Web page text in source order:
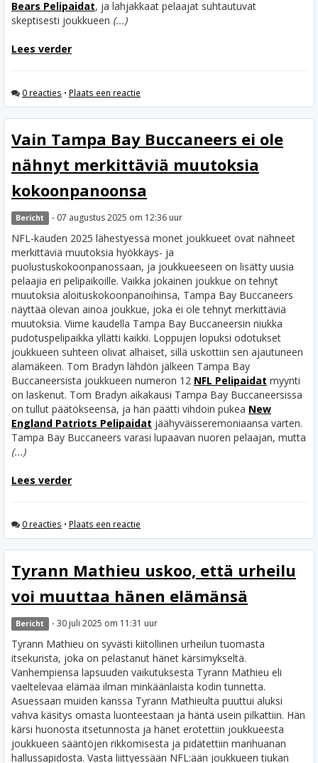
Bears Pelipaidat, ja lahjakkaat pelaajat suhtautuvat
skeptisesti joukkueen (...)
Lees verder
0 reacties • Plaats een reactie
Vain Tampa Bay Buccaneers ei ole
nähnyt merkittäviä muutoksia
kokoonpanoonsa
Bericht - 07 augustus 2025 om 12:36 uur
NFL-kauden 2025 lähestyessä monet joukkueet ovat nähneet
merkittäviä muutoksia hyökkäys- ja
puolustuskokoonpanossaan, ja joukkueeseen on lisätty uusia
pelaajia eri pelipaikoille. Vaikka jokainen joukkue on tehnyt
muutoksia aloituskokoonpanoihinsa, Tampa Bay Buccaneers
näyttää olevan ainoa joukkue, joka ei ole tehnyt merkittäviä
muutoksia. Viime kaudella Tampa Bay Buccaneersin niukka
pudotuspelipaikka yllätti kaikki. Loppujen lopuksi odotukset
joukkueen suhteen olivat alhaiset, sillä uskottiin sen ajautuneen
alamäkeen. Tom Bradyn lähdön jälkeen Tampa Bay
Buccaneersista joukkueen numeron 12 NFL Pelipaidat myynti
on laskenut. Tom Bradyn aikakausi Tampa Bay Buccaneersissa
on tullut päätökseensä, ja hän päätti vihdoin pukea New
England Patriots Pelipaidat jäähyväisseremoniaansa varten.
Tampa Bay Buccaneers varasi lupaavan nuoren pelaajan, mutta
(...)
Lees verder
0 reacties • Plaats een reactie
Tyrann Mathieu uskoo, että urheilu
voi muuttaa hänen elämänsä
Bericht - 30 juli 2025 om 11:31 uur
Tyrann Mathieu on syvästi kiitollinen urheilun tuomasta
itsekurista, joka on pelastanut hänet kärsimykseltä.
Vanhempiensa lapsuuden vaikutuksesta Tyrann Mathieu eli
vaeltelevaa elämää ilman minkäänlaista kodin tunnetta.
Asuessaan muiden kanssa Tyrann Mathieulta puuttui aluksi
vahva käsitys omasta luonteestaan ja häntä usein pilkattiin. Hän
kärsi huonosta itsetunnosta ja hänet erotettiin joukkueesta
joukkueen sääntöjen rikkomisesta ja pidätettiin marihuanan
hallussapidosta. Vasta liittyessään NFL:ään joukkueen tiukan